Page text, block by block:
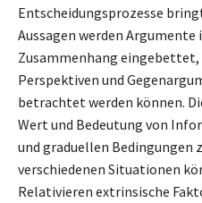
Entscheidungsprozesse
Aussagen werden
Zusammenhang
Perspektiven und
betrachtet werden können.
Wert und Bedeutung von
und graduellen Bedingungen
verschiedenen Situationen
Relativieren extrinsische